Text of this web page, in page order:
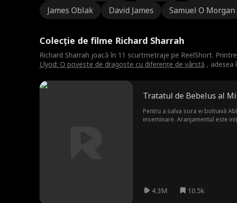
James Oblak
David James Samuel O Morgan
Colecție de filme Richard Sharrah
Richard Sharrah joacă în 11 scurtmetraje pe ReelShort.
Llyod: O poveste de dragoste cu diferențe de vârstă , adesea
Tratatul de Bebelus al
Pentru a salva sora ei bolnavă
inseminare. Aranjamentul este
4.3M 10.5k